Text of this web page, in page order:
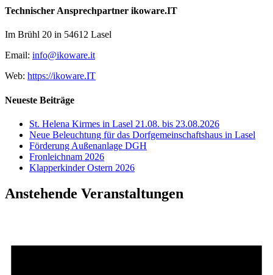
Technischer Ansprechpartner ikoware.IT
Im Brühl 20 in 54612 Lasel
Email: info@ikoware.it
Web: https://ikoware.IT
Neueste Beiträge
St. Helena Kirmes in Lasel 21.08. bis 23.08.2026
Neue Beleuchtung für das Dorfgemeinschaftshaus in Lasel
Förderung Außenanlage DGH
Fronleichnam 2026
Klapperkinder Ostern 2026
Anstehende Veranstaltungen